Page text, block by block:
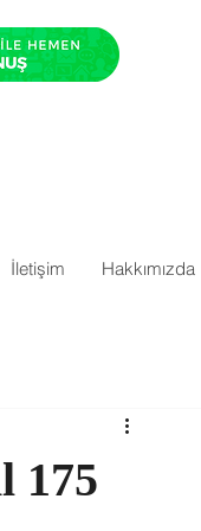
İletişim Hakkımızda
175